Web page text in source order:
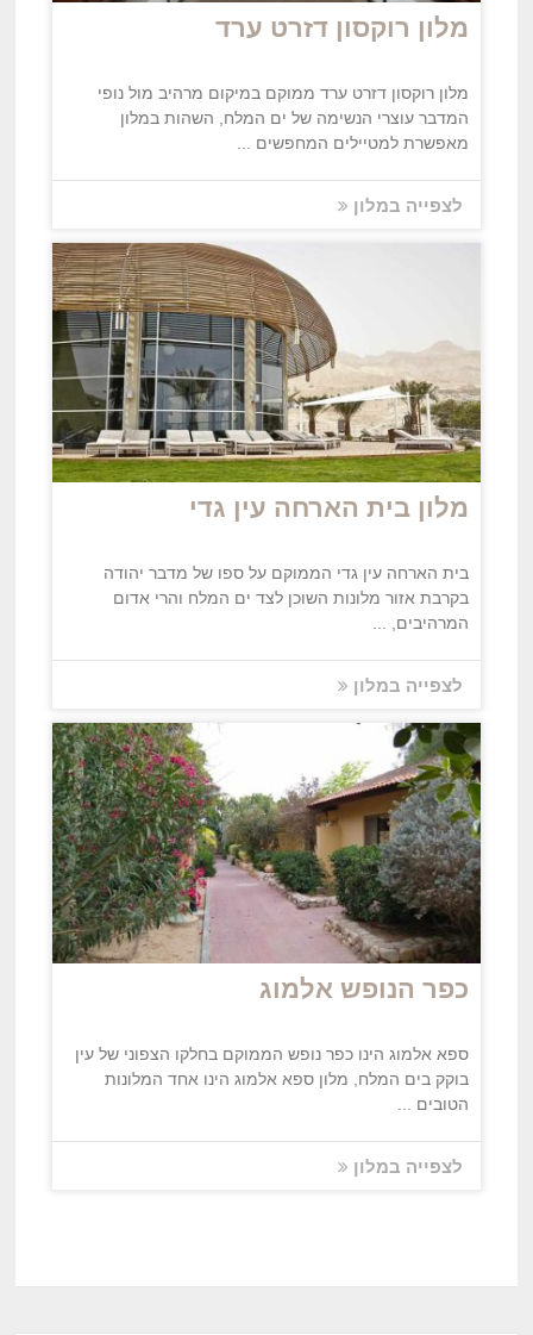
מלון רוקסון דזרט ערד
מלון רוקסון דזרט ערד ממוקם במיקום מרהיב מול נופי
המדבר עוצרי הנשימה של ים המלח, השהות במלון
מאפשרת למטיילים המחפשים ...
לצפייה במלון
מלון בית הארחה עין גדי
בית הארחה עין גדי הממוקם על ספו של מדבר יהודה
בקרבת אזור מלונות השוכן לצד ים המלח והרי אדום
המרהיבים, ...
לצפייה במלון
כפר הנופש אלמוג
ספא אלמוג הינו כפר נופש הממוקם בחלקו הצפוני של עין
בוקק בים המלח, מלון ספא אלמוג הינו אחד המלונות
הטובים ...
לצפייה במלון